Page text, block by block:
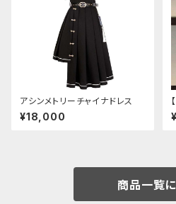
アシンメトリーチャイナドレス
¥18,000
商品一覧